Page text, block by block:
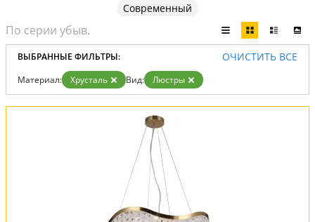
Современный
ВЫБРАННЫЕ ФИЛЬТРЫ: ОЧИСТИТЬ ВСЕ
Материал: Хрусталь Вид: Люстры